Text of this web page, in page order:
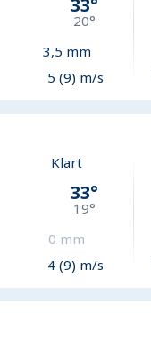
33°
20°
3,5 mm
5 (9) m/s
Klart
33°
19°
0 mm
4 (9) m/s